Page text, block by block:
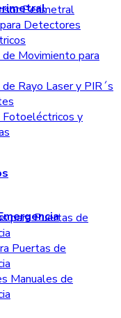
Perimetral
Detectores
Movimiento para
Rayo Laser y PIR´s
Fotoeléctricos y
para Puertas de
Puertas de
Manuales de